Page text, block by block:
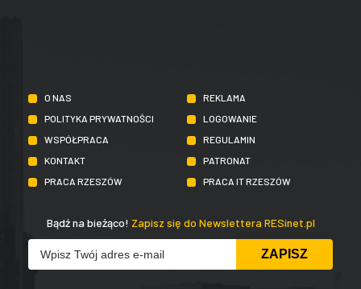
O NAS
REKLAMA
POLITYKA PRYWATNOŚCI
LOGOWANIE
WSPÓŁPRACA
REGULAMIN
KONTAKT
PATRONAT
PRACA RZESZÓW
PRACA IT RZESZÓW
Bądź na bieżąco! Zapisz się do Newslettera RESinet.pl